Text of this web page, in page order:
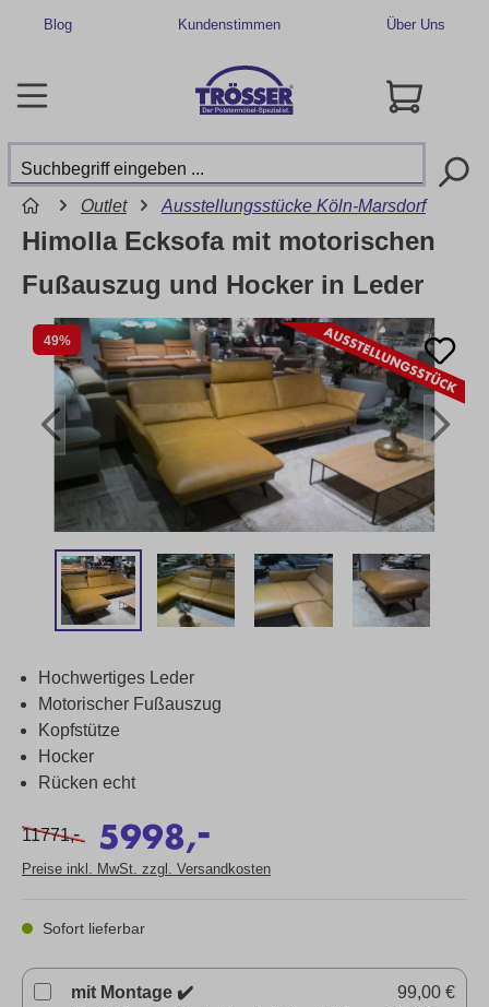
Blog Kundenstimmen Über Uns
Outlet Ausstellungsstücke Köln-Marsdorf
49%
Himolla Ecksofa mit motorischen
Fußauszug und Hocker in Leder
Hochwertiges Leder
Motorischer Fußauszug
Kopfstütze
Hocker
Rücken echt
11771,- 5998,
-
Preise inkl. MwSt. zzgl. Versandkosten
Sofort lieferbar
mit Montage ✔️ 99,00 €